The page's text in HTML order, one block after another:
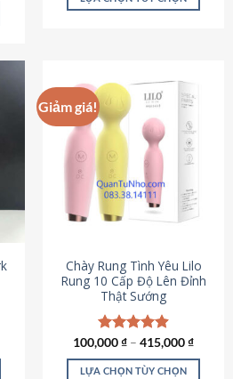
₫.
nhiều
biến
thể.
Các
chọn
thể
chọn
trên
trang
sản
phẩm
Giảm giá!
Chày Rung Tình Yêu Lilo
Rung 10 Cấp Độ Lên Đỉnh
Thật Sướng
Được xếp
hạng4.94
5 sao
100,000₫ – 415,000₫
LỰA CHỌN TÙY CHỌN